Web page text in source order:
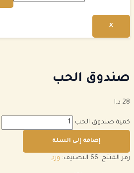
X
صندوق الحب
28 د.ا
كمية صندوق الحب
إضافة إلى السلة
رمز المنتج: 66 التصنيف: ورد